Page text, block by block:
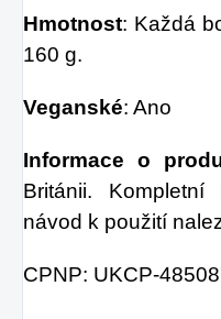
Hmotnost: Každá
160 g.
Veganské: Ano
Informace o
Británii.
návod k použití
CPNP: UKCP-